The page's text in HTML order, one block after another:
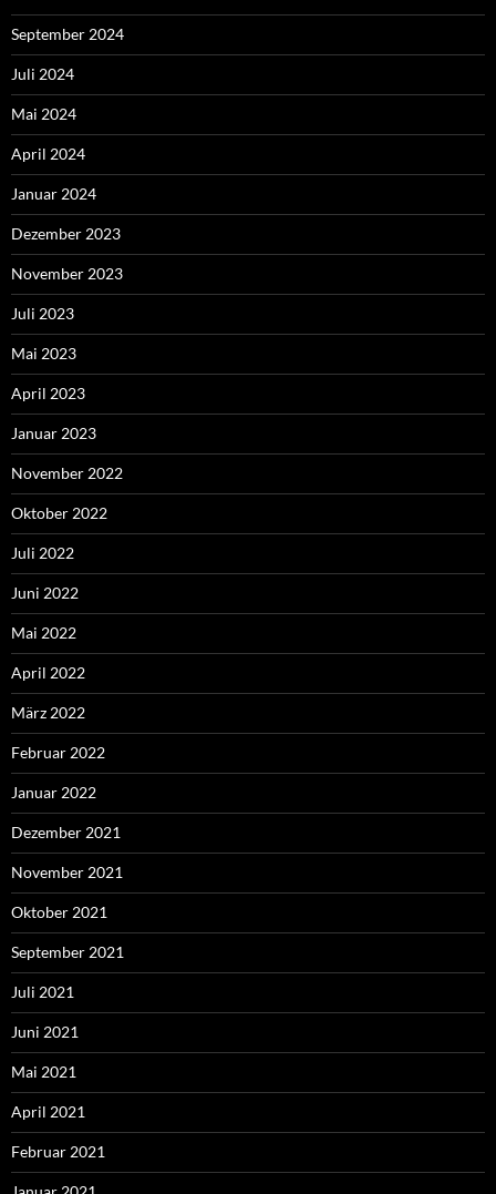
September 2024
Juli 2024
Mai 2024
April 2024
Januar 2024
Dezember 2023
November 2023
Juli 2023
Mai 2023
April 2023
Januar 2023
November 2022
Oktober 2022
Juli 2022
Juni 2022
Mai 2022
April 2022
März 2022
Februar 2022
Januar 2022
Dezember 2021
November 2021
Oktober 2021
September 2021
Juli 2021
Juni 2021
Mai 2021
April 2021
Februar 2021